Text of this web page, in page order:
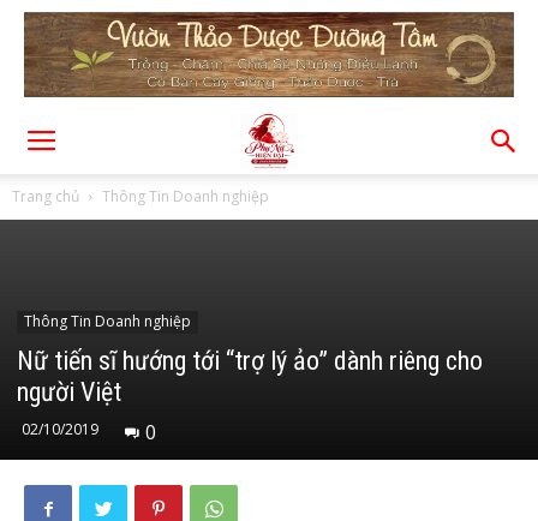
Trang chủ Thông Tin Doanh nghiệp
Thông Tin Doanh nghiệp
Nữ tiến sĩ hướng tới “trợ lý ảo” dành riêng cho
người Việt
02/10/2019 0